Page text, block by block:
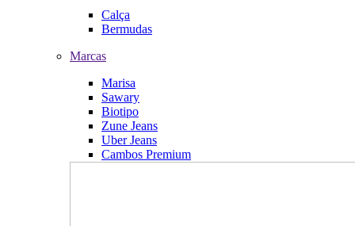
Calça
Bermudas
Marcas
Marisa
Sawary
Biotipo
Zune Jeans
Uber Jeans
Cambos Premium